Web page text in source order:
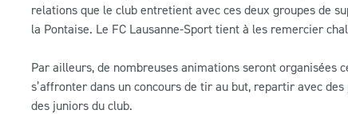
relations que le club entretient avec ces deux groupes de
la Pontaise. Le FC Lausanne-Sport tient à les remercier
Par ailleurs, de nombreuses animations seront organisées
s’affronter dans un concours de tir au but, repartir avec
des juniors du club.